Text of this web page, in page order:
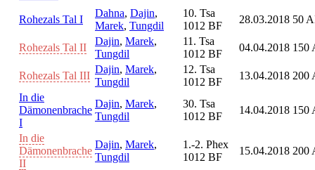
Rohezals Tal I
Dahna, Dajin,
Marek, Tungdil
10. Tsa
1012 BF
28.03.2018 50
Rohezals Tal II
Dajin, Marek,
Tungdil
11. Tsa
1012 BF
04.04.2018 150
Rohezals Tal III
Dajin, Marek,
Tungdil
12. Tsa
1012 BF
13.04.2018 200
In die
Dämonenbrache
I
Dajin, Marek,
Tungdil
30. Tsa
1012 BF
14.04.2018 150
In die
Dämonenbrache
II
Dajin, Marek,
Tungdil
1.-2. Phex
1012 BF
15.04.2018 200